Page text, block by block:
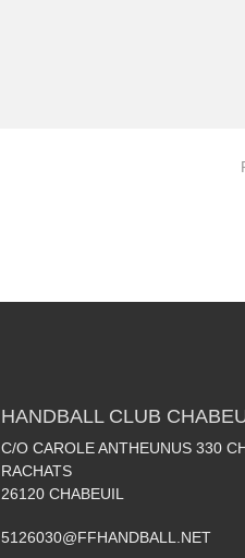
HANDBALL CLUB
C/O CAROLE ANTHEUNUS 330
RACHATS
26120 CHABEUIL
5126030@FFHANDBALL.NET